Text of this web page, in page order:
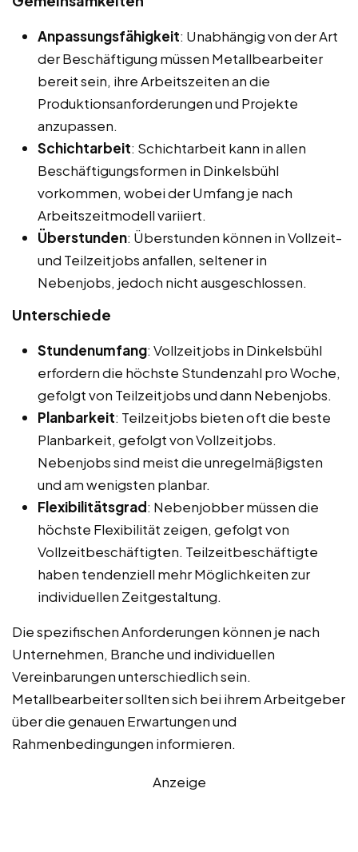
Anpassungsfähigkeit: Unabhängig von der Art
der Beschäftigung müssen Metallbearbeiter
bereit sein, ihre Arbeitszeiten an die
Produktionsanforderungen und Projekte
anzupassen.
Schichtarbeit: Schichtarbeit kann in allen
Beschäftigungsformen in Dinkelsbühl
vorkommen, wobei der Umfang je nach
Arbeitszeitmodell variiert.
Überstunden: Überstunden können in Vollzeit-
und Teilzeitjobs anfallen, seltener in
Nebenjobs, jedoch nicht ausgeschlossen.
Unterschiede
Stundenumfang: Vollzeitjobs in Dinkelsbühl
erfordern die höchste Stundenzahl pro Woche,
gefolgt von Teilzeitjobs und dann Nebenjobs.
Planbarkeit: Teilzeitjobs bieten oft die beste
Planbarkeit, gefolgt von Vollzeitjobs.
Nebenjobs sind meist die unregelmäßigsten
und am wenigsten planbar.
Flexibilitätsgrad: Nebenjobber müssen die
höchste Flexibilität zeigen, gefolgt von
Vollzeitbeschäftigten. Teilzeitbeschäftigte
haben tendenziell mehr Möglichkeiten zur
individuellen Zeitgestaltung.
Die spezifischen Anforderungen können je nach
Unternehmen, Branche und individuellen
Vereinbarungen unterschiedlich sein.
Metallbearbeiter sollten sich bei ihrem Arbeitgeber
über die genauen Erwartungen und
Rahmenbedingungen informieren.
Anzeige